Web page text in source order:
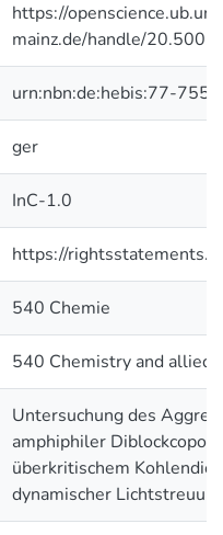
https://
mainz.de/handle/
urn:nbn:de:hebis:77-7550
ger
InC-1.0
https://
540 Chemie
540 Chemistry and allied
Untersuchung des
amphiphiler
überkritischem
dynamischer